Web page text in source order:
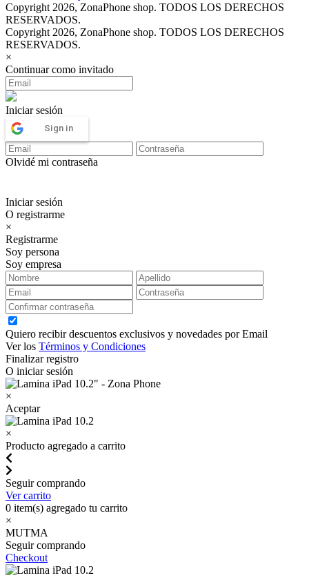
Copyright 2026, ZonaPhone shop. TODOS LOS DERECHOS
RESERVADOS.
Copyright 2026, ZonaPhone shop. TODOS LOS DERECHOS
RESERVADOS.
×
Continuar como invitado
Iniciar sesión
Sign in
Olvidé mi contraseña
Iniciar sesión
O registrarme
×
Registrarme
Soy persona
Soy empresa
Quiero recibir descuentos exclusivos y novedades por Email
Ver los Términos y Condiciones
Finalizar registro
O iniciar sesión
×
Aceptar
×
Producto agregado a carrito
Seguir comprando
Ver carrito
0 item(s) agregado tu carrito
×
MUTMA
Seguir comprando
Checkout